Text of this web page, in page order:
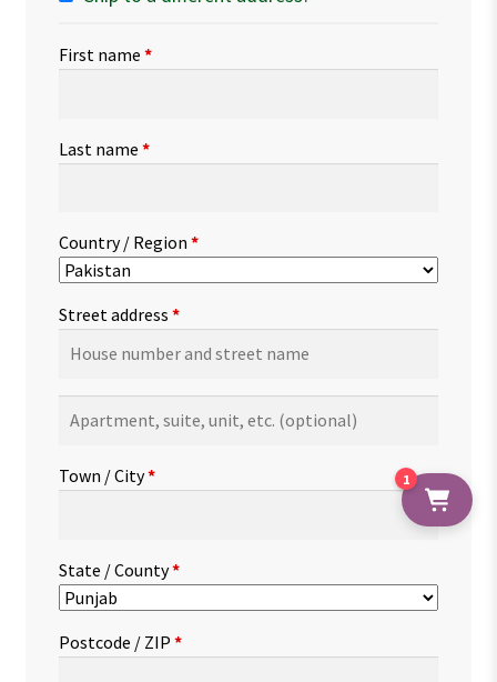
First name *
Last name *
Country / Region *
Street address *
suite,
etc.(optional)
Town / City*
State / County*
Postcode / ZIP *
1